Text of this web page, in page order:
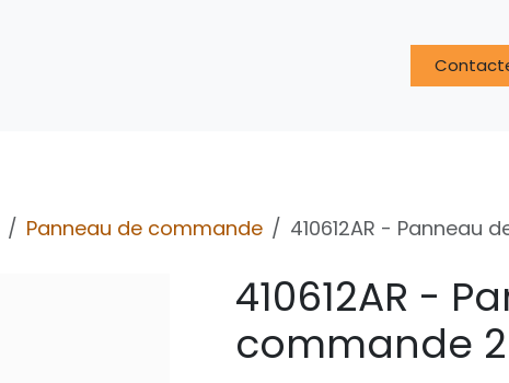
FAQ
Panneau de commande 410612AR - Panneau
410612AR -
commande